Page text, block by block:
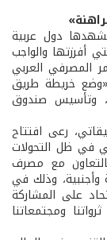
تشهدها دول عربية
أفرزتها والواجب
المصرفي العربي
على «وضع خريطة طريق
وتأسيس صندوق
رعى افتتاح
في ظل التحولات
مع مصرف
عربية وأجنبية، وذلك في
على المشاركة
ومجتمعاتنا